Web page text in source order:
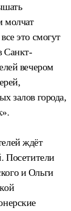
молчат
это смогут
Санкт-
вечером
залов города,
ждёт
Посетители
и Ольги